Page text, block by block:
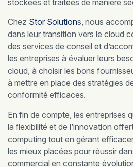
stockées et traitées de manière
Chez Stor Solutions, nous
dans leur transition vers le cloud
des services de conseil et
les entreprises à évaluer leurs
cloud, à choisir les bons
à mettre en place des stratégies
conformité efficaces.
En fin de compte, les entreprises
la flexibilité et de l’innovation
computing tout en gérant
les mieux placées pour réussir
commercial en constante